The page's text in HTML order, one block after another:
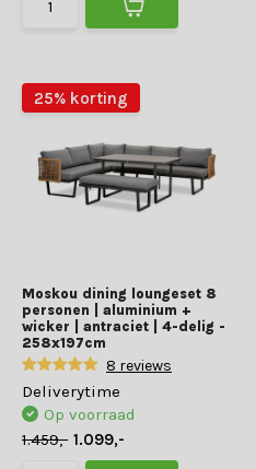
25% korting
Moskou dining loungeset 8
personen | aluminium +
wicker | antraciet | 4-delig -
258x197cm
8 reviews
Deliverytime
Op voorraad
1.459,- 1.099,-